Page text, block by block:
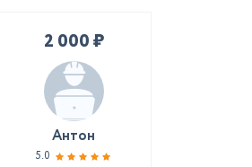
2 000 ₽
Антон
5.0